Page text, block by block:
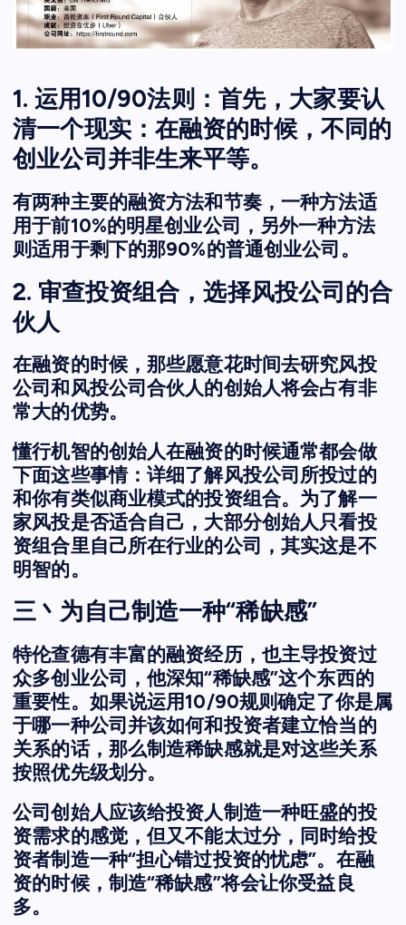
1. 运用10/90法则：首先，大家要认
清一个现实：在融资的时候，不同的
创业公司并非生来平等。
有两种主要的融资方法和节奏，一种方法适
用于前10%的明星创业公司，另外一种方法
则适用于剩下的那90%的普通创业公司。
2. 审查投资组合，选择风投公司的合
伙人
在融资的时候，那些愿意花时间去研究风投
公司和风投公司合伙人的创始人将会占有非
常大的优势。
懂行机智的创始人在融资的时候通常都会做
下面这些事情：详细了解风投公司所投过的
和你有类似商业模式的投资组合。为了解一
家风投是否适合自己，大部分创始人只看投
资组合里自己所在行业的公司，其实这是不
明智的。
三丶为自己制造一种“稀缺感”
特伦查德有丰富的融资经历，也主导投资过
众多创业公司，他深知“稀缺感”这个东西的
重要性。如果说运用10/90规则确定了你是属
于哪一种公司并该如何和投资者建立恰当的
关系的话，那么制造稀缺感就是对这些关系
按照优先级划分。
公司创始人应该给投资人制造一种旺盛的投
资需求的感觉，但又不能太过分，同时给投
资者制造一种“担心错过投资的忧虑”。在融
资的时候，制造“稀缺感”将会让你受益良
多。